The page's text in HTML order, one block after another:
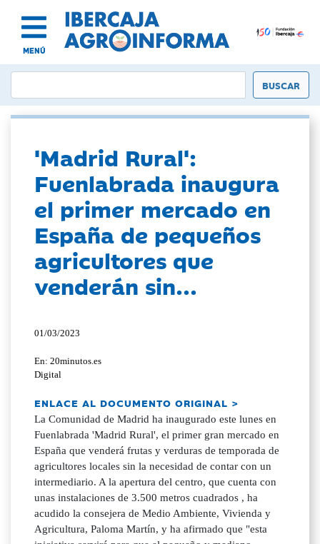
MENÚ
'Madrid Rural':
Fuenlabrada inaugura
el primer mercado en
España de pequeños
agricultores que
venderán sin...
01/03/2023
En: 20minutos.es
Digital
ENLACE AL DOCUMENTO ORIGINAL >
La Comunidad de Madrid ha inaugurado este lunes en
Fuenlabrada 'Madrid Rural', el primer gran mercado en
España que venderá frutas y verduras de temporada de
agricultores locales sin la necesidad de contar con un
intermediario. A la apertura del centro, que cuenta con
unas instalaciones de 3.500 metros cuadrados , ha
acudido la consejera de Medio Ambiente, Vivienda y
Agricultura, Paloma Martín, y ha afirmado que "esta